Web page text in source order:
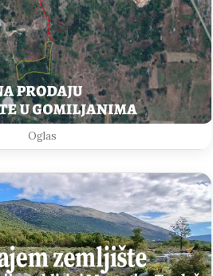
Oglas